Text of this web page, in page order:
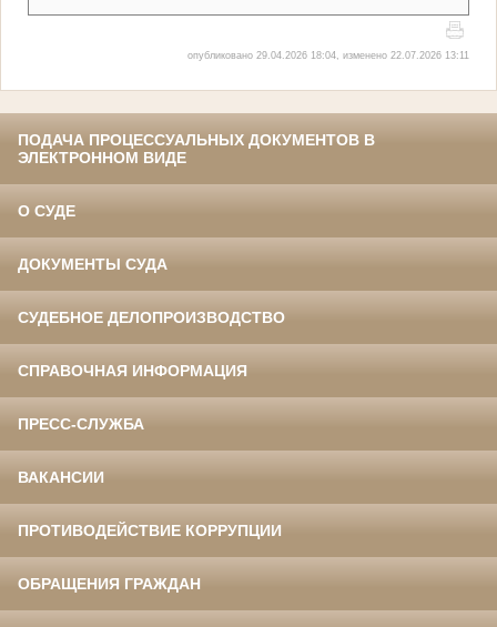
опубликовано 29.04.2026 18:04, изменено 22.07.2026 13:11
ПОДАЧА ПРОЦЕССУАЛЬНЫХ ДОКУМЕНТОВ В
ЭЛЕКТРОННОМ ВИДЕ
О СУДЕ
ДОКУМЕНТЫ СУДА
СУДЕБНОЕ ДЕЛОПРОИЗВОДСТВО
СПРАВОЧНАЯ ИНФОРМАЦИЯ
ПРЕСС-СЛУЖБА
ВАКАНСИИ
ПРОТИВОДЕЙСТВИЕ КОРРУПЦИИ
ОБРАЩЕНИЯ ГРАЖДАН